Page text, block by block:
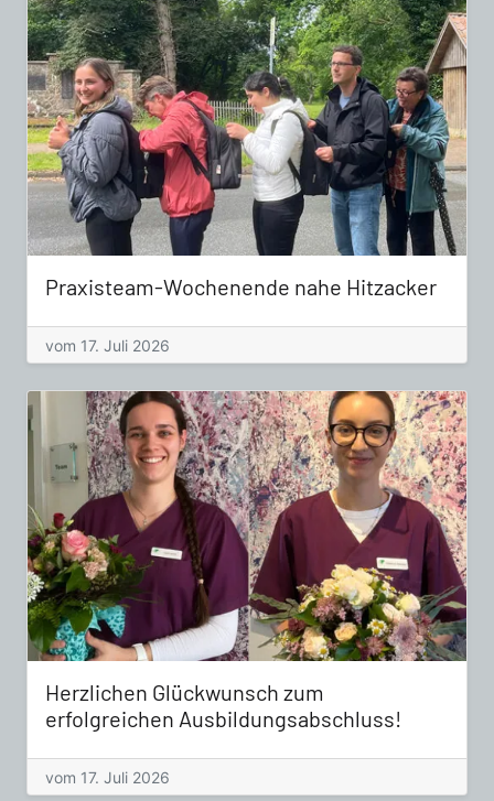
Praxisteam-Wochenende nahe Hitzacker
vom 17. Juli 2026
Herzlichen Glückwunsch zum
erfolgreichen Ausbildungsabschluss!
vom 17. Juli 2026